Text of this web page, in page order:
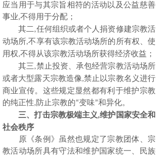
应当用于与其宗旨相符的活动以及公益慈善
事业,不得用于分配；
其二,任何组织或者个人捐资修建宗教活
动场所,不享有该宗教活动场所的所有权、使
用权,不得从该宗教活动场所获得经济收益；
其三,禁止投资、承包经营宗教活动场所
或者大型露天宗教造像,禁止以宗教名义进行
商业宣传。这些规定显然都有利于维护宗教
的纯正性,防止宗教的“变味”和异化。
三、打击宗教极端主义,维护国家安全和
社会秩序
原《条例》虽然也规定了宗教团体、宗
教活动场所具有守法和维护国家统一、民族